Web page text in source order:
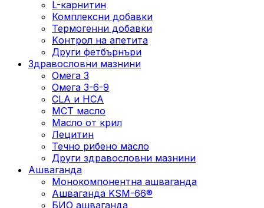
L-карнитин
Комплексни добавки
Термогенни добавки
Kонтрол на апетита
Други фетбърнъри
Здравословни мазнини
Омега 3
Омега 3-6-9
CLA и HCA
МСТ масло
Масло от крил
Лецитин
Течно рибено масло
Други здравословни мазнини
Ашваганда
Монокомпонентна ашваганда
Ашваганда KSM-66®
БИО ашваганда